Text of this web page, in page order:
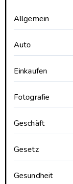
Allgemein
Auto
Einkaufen
Fotografie
Geschäft
Gesetz
Gesundheit